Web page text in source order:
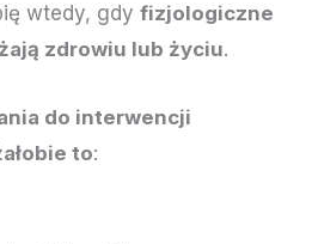
wtedy, gdy fizjologiczne
zdrowiu lub życiu.
do interwencji
to: